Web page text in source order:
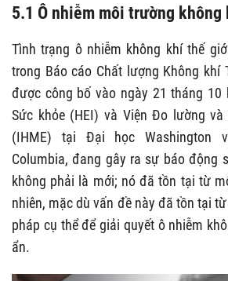
5.1 Ô nhiễm môi trường
Tình trạng ô nhiễm không khí thế
trong Báo cáo Chất lượng Không khí
được công bố vào ngày 21 tháng 10
Sức khỏe (HEI) và Viện Đo lường
(IHME) tại Đại học Washington
Columbia, đang gây ra sự báo động
không phải là mới; nó đã tồn tại từ
nhiên, mặc dù vấn đề này đã tồn tại
pháp cụ thể để giải quyết ô nhiễm
ẩn.